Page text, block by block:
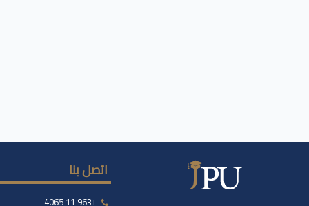
اتصل بنا
+963 11 4065